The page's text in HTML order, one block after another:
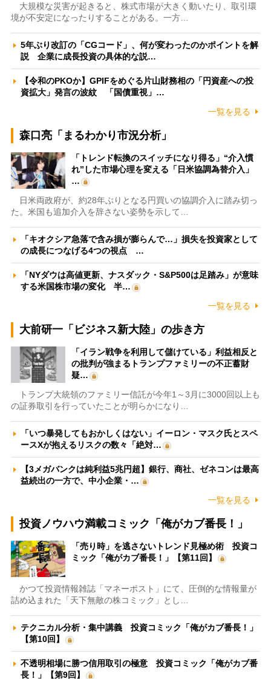
大規模な災害が起きると、株式市場が大きく動いたり、取引環
境が不安定になったりすることがある。一方…
5年ぶり改訂の「CGコード」、何が変わったのかポイントを解
説 企業に成長投資の具体的な説…
【令和のPKOか】GPIFをめぐる片山財務相の「円資産への投
資拡大」発言の波紋 「国債重視」…
一覧を見る
森口亮「まるわかり市況分析」
「トレンド転換のスイッチになり得る」“介入慣
れ”した市場心理を変える「日米協調為替介入」
…
日米両政府が、約28年ぶりとなる円買いの協調介入に踏み切っ
た。米国も追加介入を辞さない姿勢を示して…
「キオクシア急落で含み損が膨らんで…」損失を投資家として
の成長につなげる4つの視点 …
「NYダウは高値更新、ナスダック・S&P500は足踏み」が意味
する米国株市場の変化 半…
一覧を見る
大前研一「ビジネス新大陸」の歩き方
「イラン戦争を利用して儲けている」利益相反と
の批判が強まるトランプファミリーの不正蓄財
疑…
トランプ大統領のファミリー信託が今年1～3月に3000回以上も
の証券取引を行っていたことが明らかになり…
「いつ暴発してもおかしくはない」イーロン・マスク氏とスペ
ースXが抱えるリスクの数々「絶対…
【3メガバンクは純利益5兆円超】銀行、商社、ゼネコンは最高
益続出の一方で、中小企業・…
一覧を見る
投資ノウハウ満載コミック「俺がカブ番長！」
「売り時」を逃さないトレンド見極め術 投資コ
ミック「俺がカブ番長！」【第11回】
かつて投資情報雑誌「マネーポスト」にて、圧倒的な情報量が
詰め込まれた「天下無敵の株コミック」とし…
テクニカル分析・集中講義 投資コミック「俺がカブ番長！」
【第10回】
不透明相場に勝つ信用取引の極意 投資コミック「俺がカブ番
長！」【第9回】